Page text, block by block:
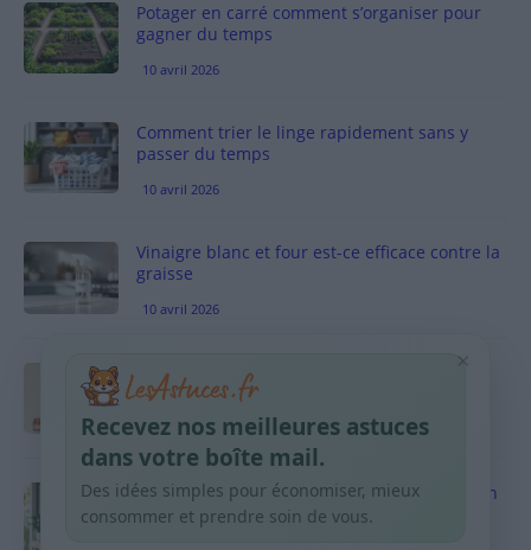
Potager en carré comment s’organiser pour
gagner du temps
10 avril 2026
Comment trier le linge rapidement sans y
passer du temps
10 avril 2026
Vinaigre blanc et four est-ce efficace contre la
graisse
10 avril 2026
Taches pigmentaires : routine simple +
habitudes qui aident
9 avril 2026
Produits ménagers : comment économiser en
courses sans acheter 10 sprays
×
Recevez nos meilleures astuces
dans votre boîte mail.
Des idées simples pour économiser, mieux
consommer et prendre soin de vous.